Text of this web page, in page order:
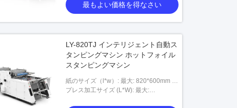
最もよい価格を得なさい
LY-820TJ インテリジェント自動ス
タンピングマシン ホットフォイル
スタンピングマシン
紙のサイズ（l*w）: 最大: 820*600mm 最
小: 200*100mm
プレス加工サイズ (L*W): 最大: